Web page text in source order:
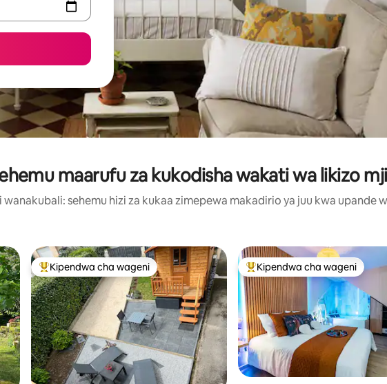
maarufu za kukodisha wakati wa likizo
wanakubali: sehemu hizi za kukaa zimepewa makadirio ya juu kwa upande
Kipendwa maarufu cha wageni
Kipendwa cha wageni Kipendwa maarufu cha wageni
Kipendwa cha wageni